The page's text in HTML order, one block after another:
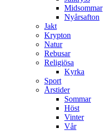
Midsommar
Nyårsafton
Jakt
Krypton
Natur
Rebusar
Religiösa
Kyrka
Sport
Årstider
Sommar
Höst
Vinter
Vår